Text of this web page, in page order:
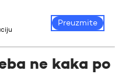
ne kaka po
Preuzmite